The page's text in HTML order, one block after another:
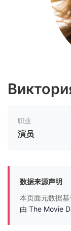
职业
演员
数据来源声明
本页面元数据基
由 The Movie